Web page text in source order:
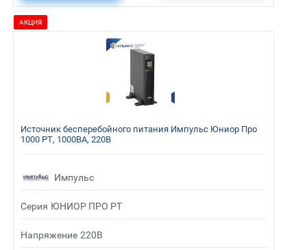
АКЦИЯ
Источник бесперебойного питания Импульс Юниор Про
1000 РТ, 1000ВА, 220В
Импульс
Серия ЮНИОР ПРО РТ
Напряжение 220В